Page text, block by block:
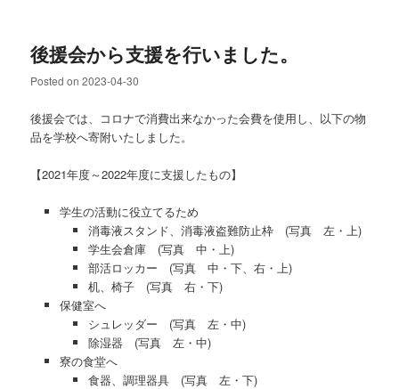
後援会から支援を行いました。
Posted on2023-04-30
後援会では、コロナで消費出来なかった会費を使用し、以下の物
品を学校へ寄附いたしました。
【2021年度～2022年度に支援したもの】
学生の活動に役立てるため
消毒液スタンド、消毒液盗難防止枠 (写真 左・上)
学生会倉庫 (写真 中・上)
部活ロッカー (写真 中・下、右・上)
机、椅子 (写真 右・下)
保健室へ
シュレッダー (写真 左・中)
除湿器 (写真 左・中)
寮の食堂へ
食器、調理器具 (写真 左・下)